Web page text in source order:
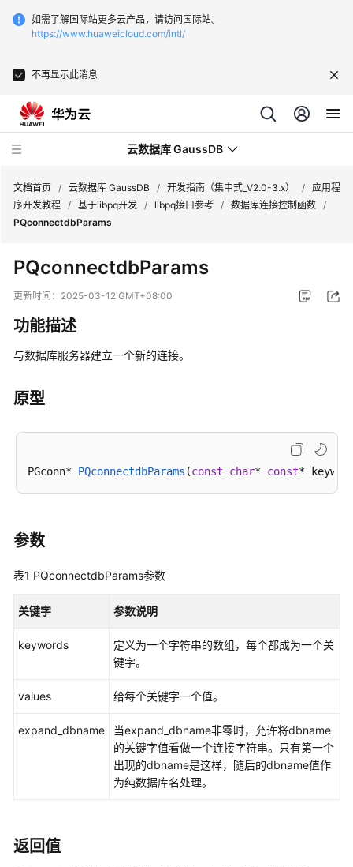
如需了解国际站更多云产品，请访问国际站。
https://www.huaweicloud.com/intl/
不再显示此消息
云数据库 GaussDB
动
态
服
公
品
绍
说
速
门
户
南
开
文档首页 / 云数据库 GaussDB / 开发指南（集中式_V2.0-3.x） / 应用程
序开发教程 / 基于libpq开发 / libpq接口参考 / 数据库连接控制函数 /
PQconnectdbParams
PQconnectdbParams
更新时间： 2025-03-12 GMT+08:00
功能描述
与数据库服务器建立一个新的连接。
原型
PGconn* PQconnectdbParams (const char* const*
参数
表1 PQconnectdbParams参数
关键字 参数说明
keywords
定义为一个字符串的数组，每个都成为一个关
键字。
values 给每个关键字一个值。
expand_dbname
当expand_dbname非零时，允许将dbname
的关键字值看做一个连接字符串。只有第一个
出现的dbname是这样，随后的dbname值作
为纯数据库名处理。
返回值